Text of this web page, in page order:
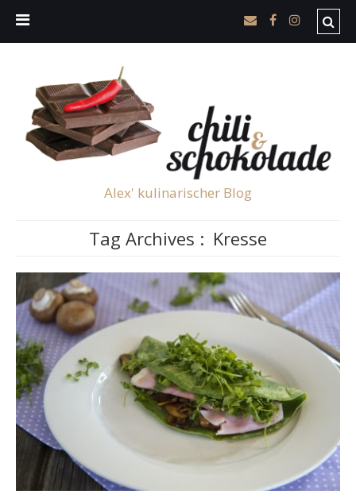
Alex' kulinarischer Blog
Tag Archives : Kresse